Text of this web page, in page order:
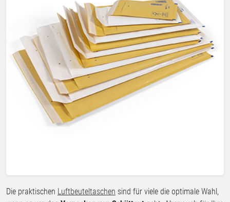
Die praktischen Luftbeuteltaschen sind für viele die optimale Wahl,